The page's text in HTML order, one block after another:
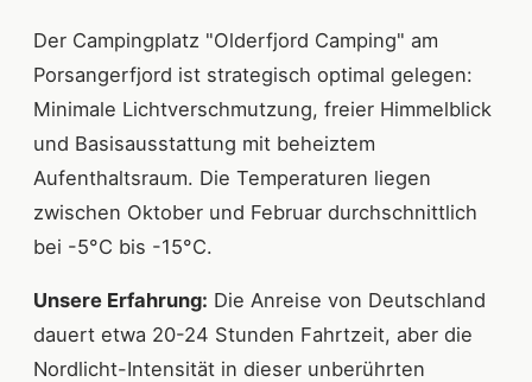
Der Campingplatz "Olderfjord Camping" am
Porsangerfjord ist strategisch optimal gelegen:
Minimale Lichtverschmutzung, freier Himmelblick
und Basisausstattung mit beheiztem
Aufenthaltsraum. Die Temperaturen liegen
zwischen Oktober und Februar durchschnittlich
bei -5°C bis -15°C.
Unsere Erfahrung: Die Anreise von Deutschland
dauert etwa 20-24 Stunden Fahrtzeit, aber die
Nordlicht-Intensität in dieser unberührten